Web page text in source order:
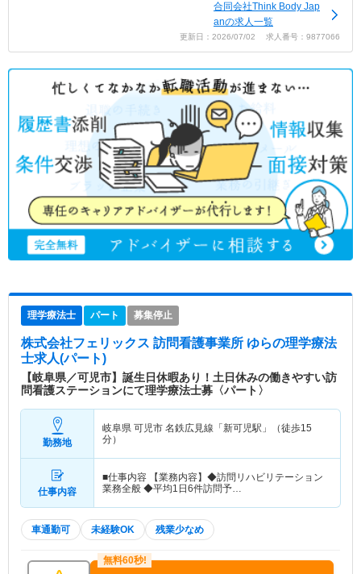
合同会社Think Body Jap
anの求人一覧
更新日：2026/07/02 求人番号：9877066
理学療法士 パート 募集停止
株式会社フェリックス 訪問看護事業所 ゆらの理学療法
士求人(パート)
【岐阜県／可児市】誕生日休暇あり！土日休みの働きやすい訪
問看護ステーションにて理学療法士募〈パート〉
勤務地
岐阜県 可児市 名鉄広見線「新可児駅」（徒歩15
分）
仕事内容
■仕事内容 【業務内容】◆訪問リハビリテーション
業務全般 ◆平均1日6件訪問予…
車通勤可 未経験OK 残業少なめ